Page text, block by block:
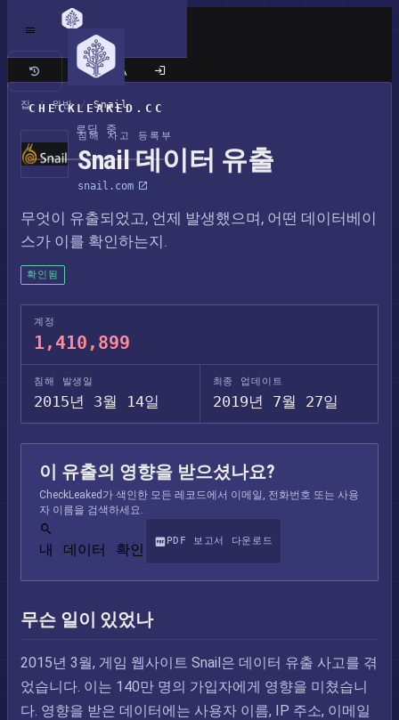
CHECKLEAKED.CC
로딩 중
클래식 사이트
집 / 위반 / Snail
침해 사고 등록부
Snail 데이터 유출
snail.com
무엇이 유출되었고, 언제 발생했으며, 어떤 데이터베이
스가 이를 확인하는지.
확인됨
계정
1,410,899
침해 발생일
2015년 3월 14일
최종 업데이트
2019년 7월 27일
이 유출의 영향을 받으셨나요?
CheckLeaked가 색인한 모든 레코드에서 이메일, 전화번호 또는 사용
자 이름을 검색하세요.
내 데이터 확인
PDF 보고서 다운로드
무슨 일이 있었나
2015년 3월, 게임 웹사이트 Snail은 데이터 유출 사고를 겪
었습니다. 이는 140만 명의 가입자에게 영향을 미쳤습니
다. 영향을 받은 데이터에는 사용자 이름, IP 주소, 이메일